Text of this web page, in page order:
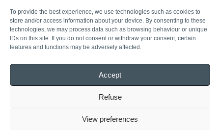
To provide the best experience, we use technologies such as cookies to
store and/or access information about your device. By consenting to these
technologies, we may process data such as browsing behaviour or unique
IDs on this site. If you do not consent or withdraw your consent, certain
features and functions may be adversely affected.
Accept
Refuse
View preferences
Nederland
APK Energie & Water
APK Solar
Duitsland